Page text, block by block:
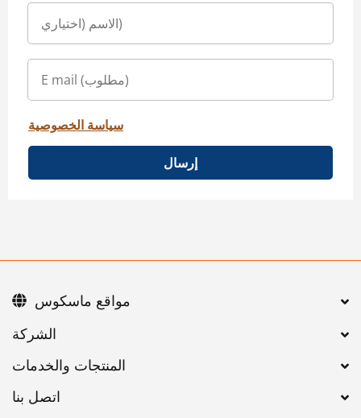
سياسة الخصوصية
إرسال
اتصل بنا
مواقع ماسكوس